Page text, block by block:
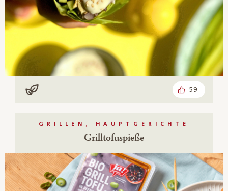
Vegan 59
GRILLEN, HAUPTGERICHTE
Grilltofuspieße